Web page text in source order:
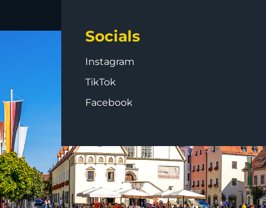
Socials
Instagram
TikTok
Facebook